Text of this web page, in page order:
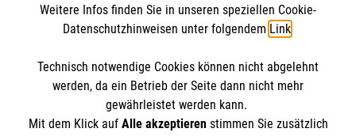
Cookies verwalten |Impressum|Datenschutz|
Kontakt
Weitere Infos finden Sie in unseren speziellen Cookie-
Datenschutzhinweisen unter folgendem Link.
Technisch notwendige Cookies können nicht abgelehnt
werden, da ein Betrieb der Seite dann nicht mehr
gewährleistet werden kann.
Mit dem Klick auf Alle akzeptierenstimmen Sie zusätzlich